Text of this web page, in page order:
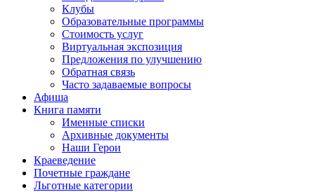
Клубы
Образовательные программы
Стоимость услуг
Виртуальная экспозиция
Предложения по улучшению
Обратная связь
Часто задаваемые вопросы
Афиша
Книга памяти
Именные списки
Архивные документы
Наши Герои
Краеведение
Почетные граждане
Льготные категории